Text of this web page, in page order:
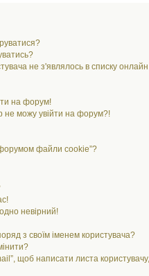
не з'являлось в списку онлайн
на форум!
не можу увійти на форум?!
файли cookie”?
невірний!
з своїм іменем користувача?
щоб написати листа користувачу,